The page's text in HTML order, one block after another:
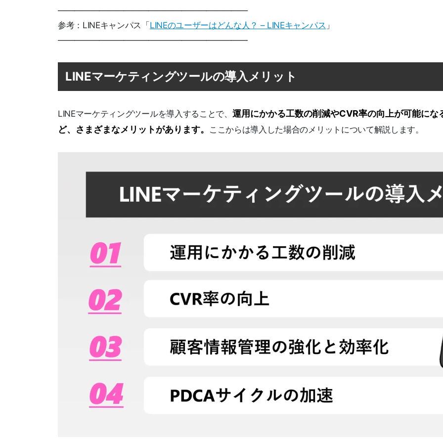
———————————————————————
参考：LINEキャンパス「 LINEのユーザーはどんな人？ – LINEキャンパス 」
———————————————————————
LINEマーケティングツールの導入メリット
LINEマーケティングツールを導入することで、 運用にかかる工数の削減やCVR率の向上が可能にな
ど、さまざまなメリットがあります。
ここからは導入した場合のメリットについて解説します。